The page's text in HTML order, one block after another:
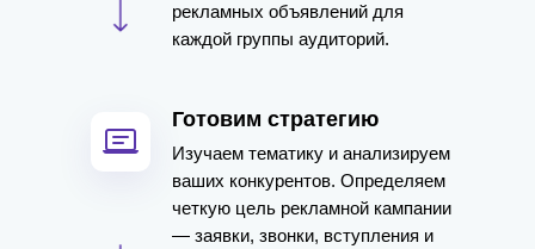
рекламных объявлений для
каждой группы аудиторий.
Готовим стратегию
Изучаем тематику и анализируем
ваших конкурентов. Определяем
четкую цель рекламной кампании
— заявки, звонки, вступления и